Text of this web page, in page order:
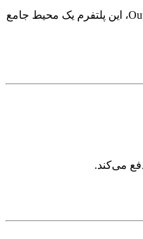
مایکروسافت تیمز، ابزار اصلی همکاری در محیط‌های کاری و آموزشی است. از برگزاری جلسات ویدیویی گرفته تا چت گروهی، اشتراک‌گذاری فایل و اتصال به SharePoint و Outlook، این پلتفرم یک محیط جامع
می‌کند.